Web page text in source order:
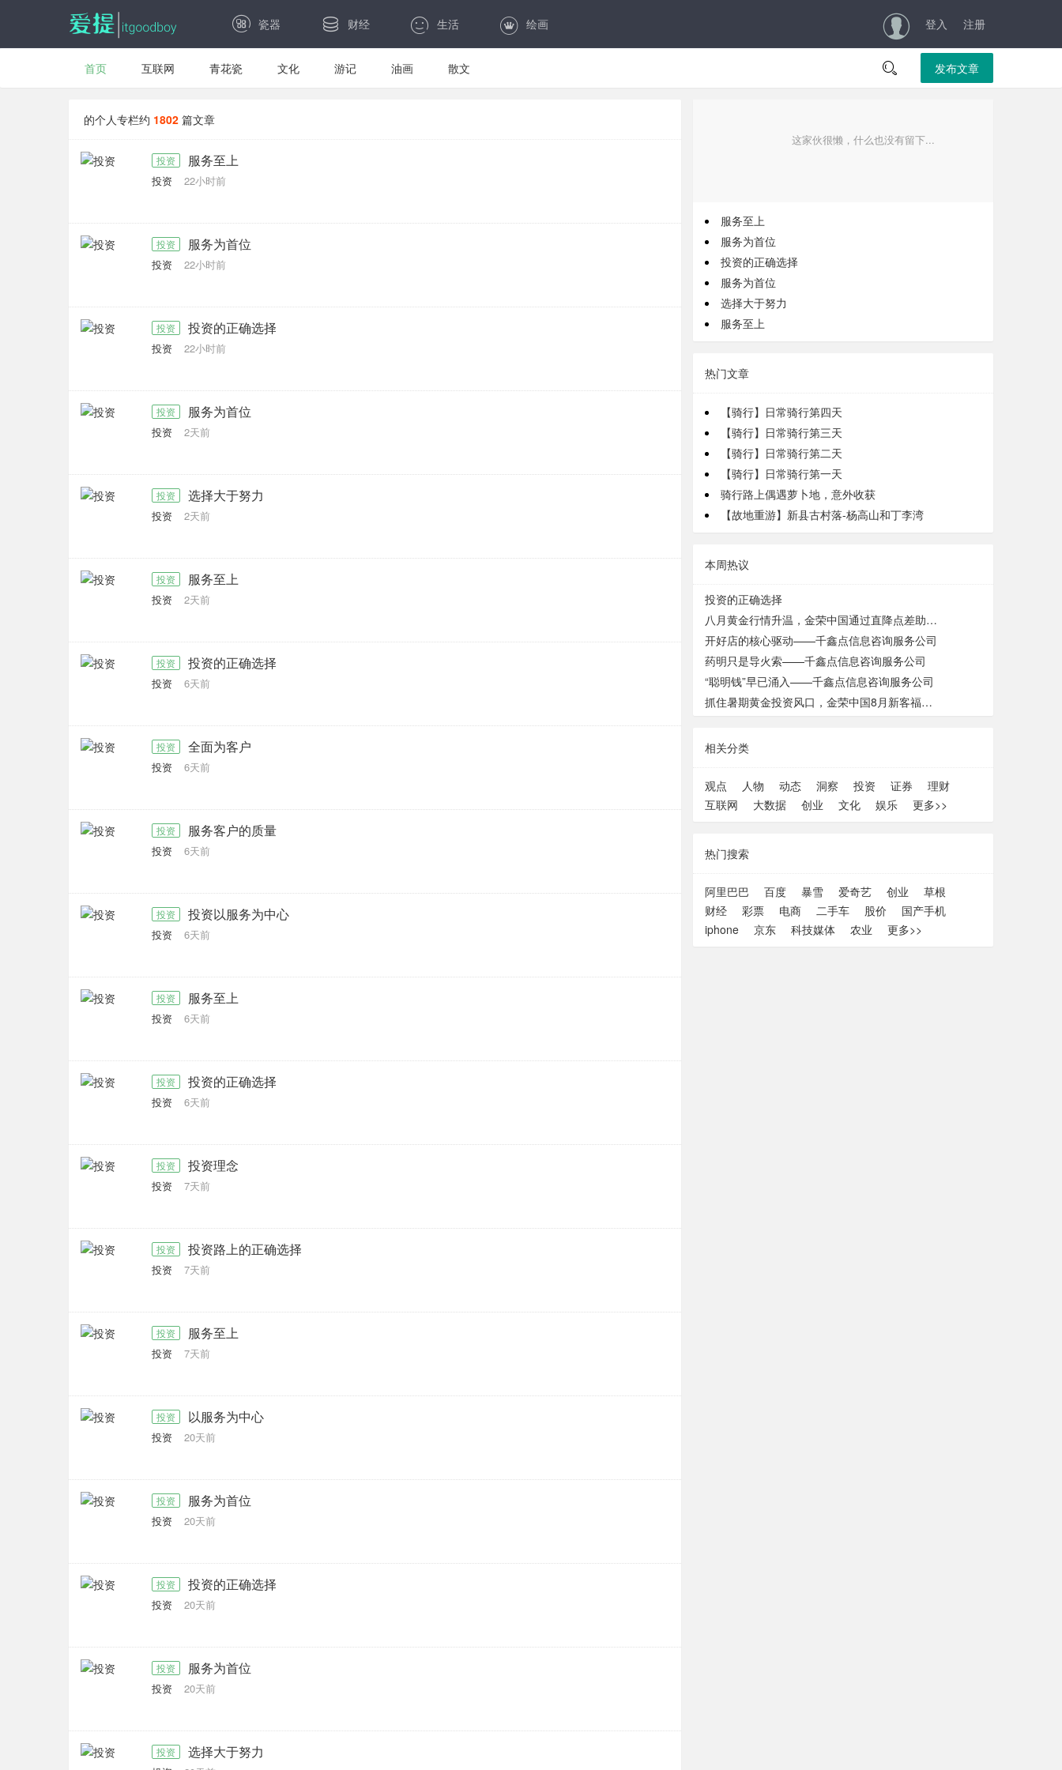
瓷器 财经 生活 绘画 登入 注册
首页 互联网 青花瓷 文化 游记 油画 散文  发布文章
的个人专栏约 1802 篇文章
投资 服务至上
投资 22小时前
投资 服务为首位
投资 22小时前
投资 投资的正确选择
投资 22小时前
投资 服务为首位
投资 2天前
投资 选择大于努力
投资 2天前
投资 服务至上
投资 2天前
投资 投资的正确选择
投资 6天前
投资 全面为客户
投资 6天前
投资 服务客户的质量
投资 6天前
投资 投资以服务为中心
投资 6天前
投资 服务至上
投资 6天前
投资 投资的正确选择
投资 6天前
投资 投资理念
投资 7天前
投资 投资路上的正确选择
投资 7天前
投资 服务至上
投资 7天前
投资 以服务为中心
投资 20天前
投资 服务为首位
投资 20天前
投资 投资的正确选择
投资 20天前
投资 服务为首位
投资 20天前
投资 选择大于努力
这家伙很懒，什么也没有留下...
服务至上
服务为首位
投资的正确选择
服务为首位
选择大于努力
服务至上
热门文章
【骑行】日常骑行第四天
【骑行】日常骑行第三天
【骑行】日常骑行第二天
【骑行】日常骑行第一天
骑行路上偶遇萝卜地，意外收获
【故地重游】新县古村落-杨高山和丁李湾
本周热议
投资的正确选择
八月黄金行情升温，金荣中国通过直降点差助力投资者以低成本布局
开好店的核心驱动——千鑫点信息咨询服务公司
药明只是导火索——千鑫点信息咨询服务公司
“聪明钱”早已涌入——千鑫点信息咨询服务公司
抓住暑期黄金投资风口，金荣中国8月新客福利更新，入场福利加码
相关分类
观点 人物 动态 洞察 投资 证券
理财
互联网
大数据 创业 文化 娱乐 更多>>
热门搜索
阿里巴巴 百度 暴雪 爱奇艺 创业
草根
财经
彩票 电商 二手车 股价
国产手机
iphone
京东 科技媒体 农业 更多>>